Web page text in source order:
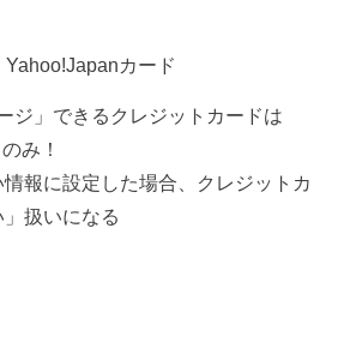
カード
ジ」できるクレジットカードは
み！
報に設定した場合、クレジットカ
扱いになる